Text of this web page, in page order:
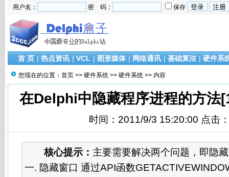
用户名： 密 码： 保存
首 页 | 热点资讯 | VCL | 图形媒体 | 网络通讯 | 基础算法 | 硬件系
您现在的位置： 首页 >> 硬件系统 >> 硬件系统 >> 内容
在Delphi中隐藏程序进程的方法
时间：2011/9/3 15:20:00 点击
核心提示： 主要需要解决两个问题，即隐
一. 隐藏窗口 通过API函数